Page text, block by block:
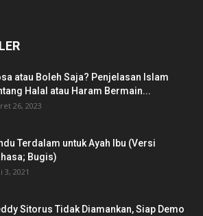
atau Boleh Saja? Penjelasan Islam
Halal atau Haram Bermain...
26, 2023
Terdalam untuk Ayah Ibu (Versi
Bugis)
3, 2021
Sitorus Tidak Diamankan, Siap Demo